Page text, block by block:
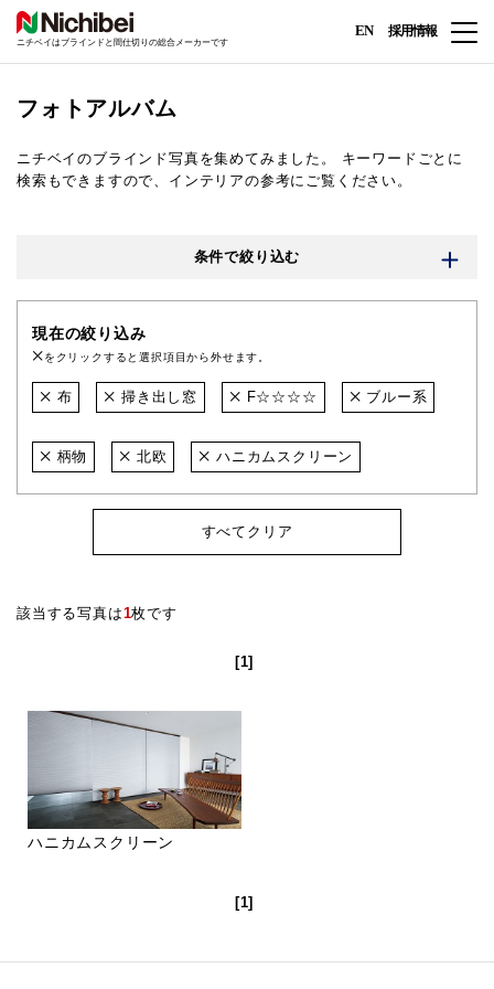
ニチベイはブラインドと間仕切りの総合メーカーです
EN 採用情報
フォトアルバム
ニチベイのブラインド写真を集めてみました。
キーワードごとに
検索もできますので、インテリアの参考にご覧ください。
条件で絞り込む
現在の絞り込み
をクリックすると選択項目から外せます。
布 掃き出し窓 F☆☆☆☆ ブルー系
柄物 北欧 ハニカムスクリーン
すべてクリア
該当する写真は1枚です
[1]
ハニカムスクリーン
[1]